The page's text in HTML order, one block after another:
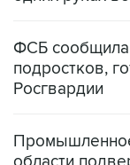
ФСБ
Росгвардии